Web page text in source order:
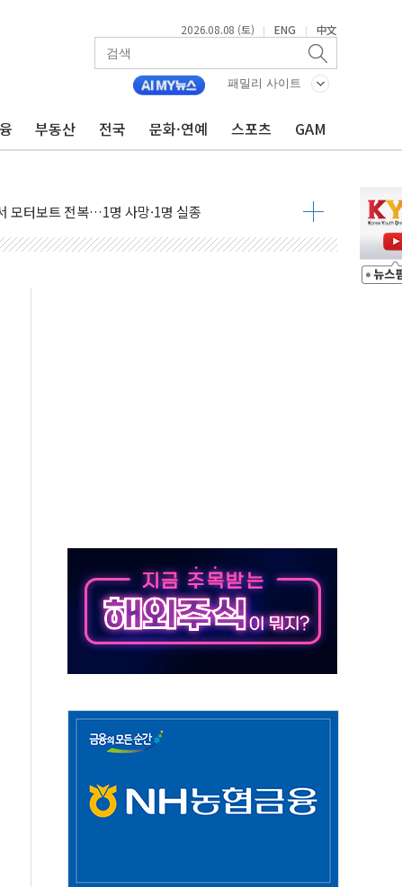
2026.08.08 (토) | ENG | 中文
패밀리 사이트
부동산 전국 문화·연예 스포츠 GAM
기 난동…60대 남성 2명 숨져
모터보트 전복…1명 사망·1명 실종
림의 날 참석..."국제적 시민 연대로 목소리 내야"
흉기 살해 10대 아들 체포
' 받아친 정청래…제주 연설서 신경전 고조
도 베이징도 부동산 규제 철폐
상승으로 피서객 7명 고립…전원 구조
간당 50mm 이상 폭우…호우경보 발효
숨져…온열질환 여부 조사
시험 오전 집중 편성…체감온도 38도 넘으면 중단
기 방지법' 전면 재검토 지시
간당 20~30mm 강한 비...가뭄 해소될 듯
…내륙 곳곳 소나기
토, 민주당 스스로 원칙 뒤집는 것"